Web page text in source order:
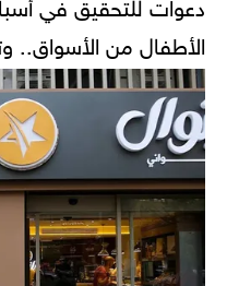
الأطفال من الأسواق..